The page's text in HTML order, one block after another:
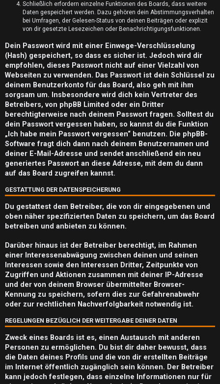
e
t
e
T
h
e
m
e
n
A
k
t
i
v
e
T
h
e
Schließlich erfordern einzelne Funktionen des Boards, dass weitere
Daten gespeichert werden. Dazu gehören dein Abstimmungsverhalten
bei Umfragen, der Gelesen-Status von deinen Beiträgen oder explizit
von dir gesetzte Lesezeichen oder Benachrichtigungsfunktionen.
Dein Passwort wird mit einer Einwege-Verschlüsselung
(Hash) gespeichert, so dass es sicher ist. Jedoch wird dir
empfohlen, dieses Passwort nicht auf einer Vielzahl von
Webseiten zu verwenden. Das Passwort ist dein Schlüssel zu
deinem Benutzerkonto für das Board, also geh mit ihm
sorgsam um. Insbesondere wird dich kein Vertreter des
Betreibers, von phpBB Limited oder ein Dritter
berechtigterweise nach deinem Passwort fragen. Solltest du
dein Passwort vergessen haben, so kannst du die Funktion
„Ich habe mein Passwort vergessen“ benutzen. Die phpBB-
Software fragt dich dann nach deinem Benutzernamen und
deiner E-Mail-Adresse und sendet anschließend ein neu
generiertes Passwort an diese Adresse, mit dem du dann
auf das Board zugreifen kannst.
GESTATTUNG DER DATENSPEICHERUNG
Du gestattest dem Betreiber, die von dir eingegebenen und
oben näher spezifizierten Daten zu speichern, um das Board
betreiben und anbieten zu können.
Darüber hinaus ist der Betreiber berechtigt, im Rahmen
einer Interessenabwägung zwischen deinen und seinen
Interessen sowie den Interessen Dritter, Zeitpunkte von
Zugriffen und Aktionen zusammen mit deiner IP-Adresse
und der von deinem Browser übermittelter Browser-
Kennung zu speichern, sofern dies zur Gefahrenabwehr
oder zur rechtlichen Nachverfolgbarkeit notwendig ist.
REGELUNGEN BEZÜGLICH DER WEITERGABE DEINER DATEN
Zweck eines Boards ist es, einen Austausch mit anderen
Personen zu ermöglichen. Du bist dir daher bewusst, dass
die Daten deines Profils und die von dir erstellten Beiträge
im Internet öffentlich zugänglich sein können. Der Betreiber
kann jedoch festlegen, dass einzelne Informationen nur für